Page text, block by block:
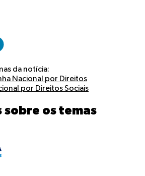
da notícia:
Nacional por Direitos
por Direitos Sociais
sobre os temas